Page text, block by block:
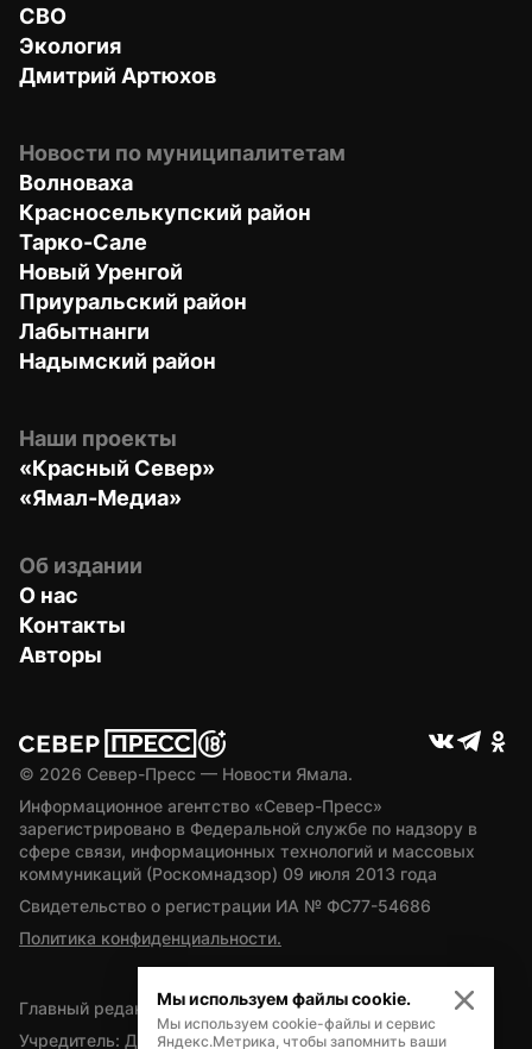
СВО
Экология
Дмитрий Артюхов
Новости по муниципалитетам
Волноваха
Красноселькупский район
Тарко-Сале
Новый Уренгой
Приуральский район
Лабытнанги
Надымский район
Наши проекты
«Красный Север»
«Ямал-Медиа»
Об издании
О нас
Контакты
Авторы
© 2026 Север-Пресс — Новости Ямала.
Информационное агентство «Север-Пресс»
зарегистрировано в Федеральной службе по надзору в
сфере связи, информационных технологий и массовых
коммуникаций (Роскомнадзор) 09 июля 2013 года
Свидетельство о регистрации ИА № ФС77-54686
Политика конфиденциальности.
Главный редактор — А.Л. Поздеев
Учредитель: Департамент внутренней политики Ямало-
Мы используем файлы cookie.
Мы используем cookie-файлы и сервис
Яндекс.Метрика, чтобы запомнить ваши